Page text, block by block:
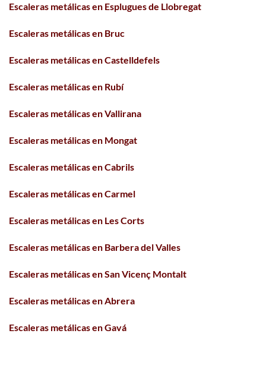
Escaleras metálicas en Esplugues de Llobregat
Escaleras metálicas en Bruc
Escaleras metálicas en Castelldefels
Escaleras metálicas en Rubí
Escaleras metálicas en Vallirana
Escaleras metálicas en Mongat
Escaleras metálicas en Cabrils
Escaleras metálicas en Carmel
Escaleras metálicas en Les Corts
Escaleras metálicas en Barbera del Valles
Escaleras metálicas en San Vicenç Montalt
Escaleras metálicas en Abrera
Escaleras metálicas en Gavá